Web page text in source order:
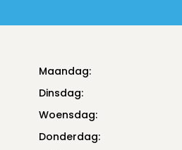
Maandag:
Dinsdag:
Woensdag:
Donderdag: